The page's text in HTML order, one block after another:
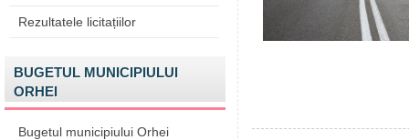
Rezultatele licitațiilor
BUGETUL MUNICIPIULUI
ORHEI
Bugetul municipiului Orhei